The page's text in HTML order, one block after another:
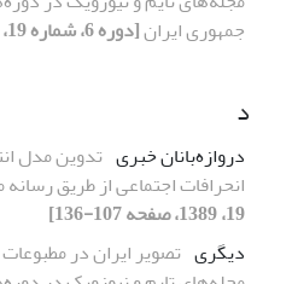
جمهوری ایران[دوره 6، شماره 19، 1389، صفحه 137-160]
د
دروازه‌بانان خبری تدوین مدل
انحرافات اجتماعی از طریق رسانه
19، 1389، صفحه 107-136]
دیگری تصویر ایران در